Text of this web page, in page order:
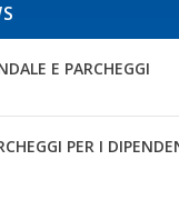
E PARCHEGGI
PER I